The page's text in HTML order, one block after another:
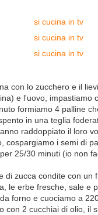
con lo zucchero e il
e l'uovo, impastiamo
formiamo 4 palline
in una teglia
raddoppiato il loro
cospargiamo i semi di
25/30 minuti (io non
di zucca condite con un
le erbe fresche, sale e
forno e cuociamo a
con 2 cucchiai di olio, il